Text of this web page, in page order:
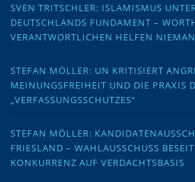
SVEN TRITSCHLER: ISLAMISMUS
DEUTSCHLANDS FUNDAMENT –
VERANTWORTLICHEN HELFEN
STEFAN MÖLLER: UN KRITISIERT
MEINUNGSFREIHEIT UND DIE PRAXIS
„VERFASSUNGSSCHUTZES“
STEFAN MÖLLER:
FRIESLAND – WAHLAUSSCHUSS
KONKURRENZ AUF VERDACHTSBASIS